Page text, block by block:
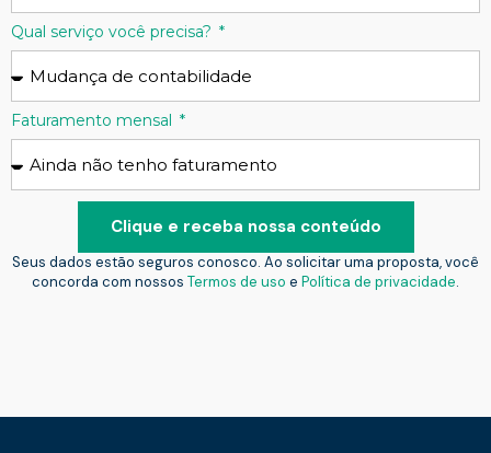
Qual serviço você precisa?
Faturamento mensal
Clique e receba nossa conteúdo
Seus dados estão seguros conosco. Ao solicitar uma proposta, você
concorda com nossos Termos de uso e Política de privacidade.